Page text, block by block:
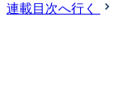
連載目次へ行く